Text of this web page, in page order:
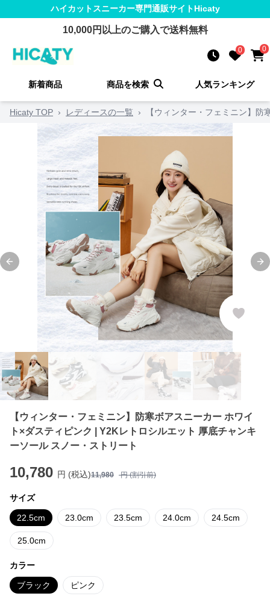
ハイカットスニーカー専門通販サイトHicaty
10,000円以上のご購入で送料無料
0 0
新着商品 商品を検索 人気ランキング
Hicaty TOP › レディースの一覧 › 【ウィンター・フェミニン】
Previous slide
【ウィンター・フェミニン】防寒ボアスニーカー ホワイ
ト×ダスティピンク | Y2Kレトロシルエット 厚底チャンキ
ーソール スノー・ストリート
10,780 円 (税込)11,980 円 (割引前)
サイズ
22.5cm 23.0cm 23.5cm 24.0cm 24.5cm
25.0cm
カラー
ブラック ピンク